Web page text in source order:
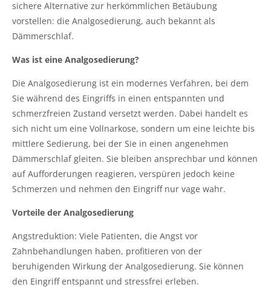
sichere Alternative zur herkömmlichen Betäubung
vorstellen: die Analgosedierung, auch bekannt als
Dämmerschlaf.
Was ist eine Analgosedierung?
Die Analgosedierung ist ein modernes Verfahren, bei dem
Sie während des Eingriffs in einen entspannten und
schmerzfreien Zustand versetzt werden. Dabei handelt es
sich nicht um eine Vollnarkose, sondern um eine leichte bis
mittlere Sedierung, bei der Sie in einen angenehmen
Dämmerschlaf gleiten. Sie bleiben ansprechbar und können
auf Aufforderungen reagieren, verspüren jedoch keine
Schmerzen und nehmen den Eingriff nur vage wahr.
Vorteile der Analgosedierung
Angstreduktion: Viele Patienten, die Angst vor
Zahnbehandlungen haben, profitieren von der
beruhigenden Wirkung der Analgosedierung. Sie können
den Eingriff entspannt und stressfrei erleben.